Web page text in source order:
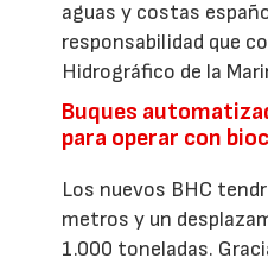
aguas y costas
responsabilidad que
Hidrográfico de la
Buques
para operar con
Los nuevos BHC
metros y un
1.000 toneladas.